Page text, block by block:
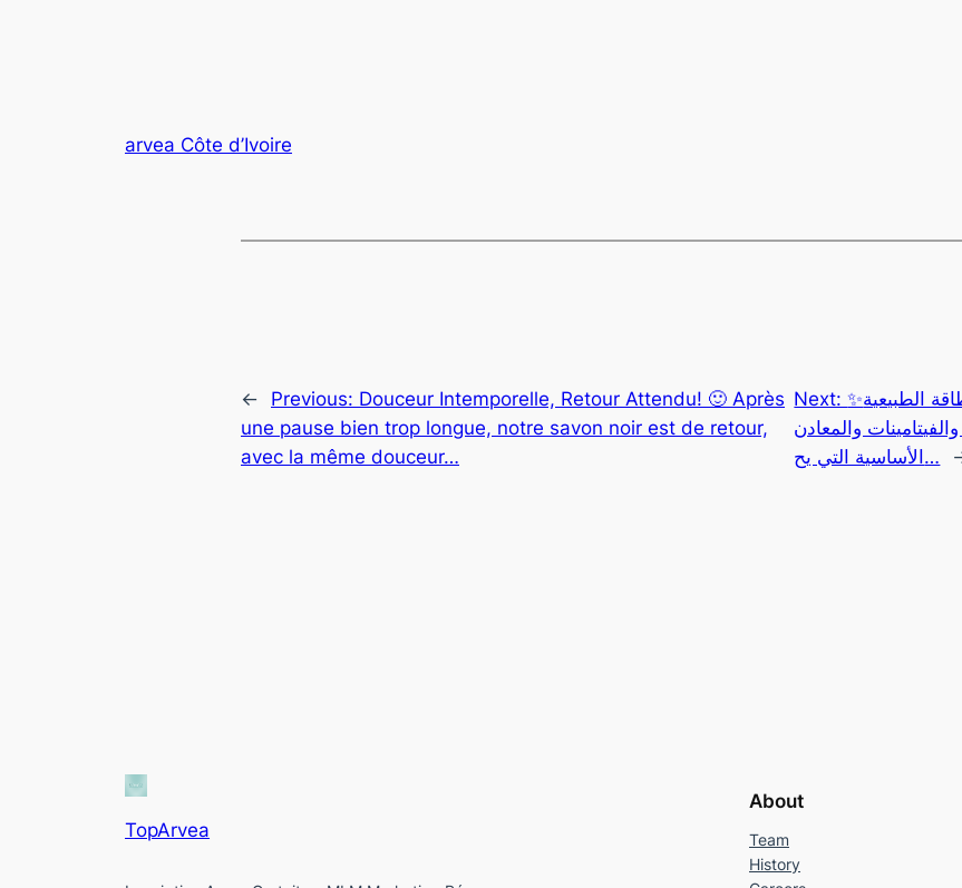
arvea Côte d’Ivoire
← Previous: Douceur Intemporelle, Retour Attendu! 🙂 Après
une pause bien trop longue, notre savon noir est de retour,
avec la même douceur…
Next:✨تقدم لك سبيرولينا أرفيا زيادة في الطاقة الطبيعية
والمعادن
الأساسية التي يح…
TopArvea
About
Team
History